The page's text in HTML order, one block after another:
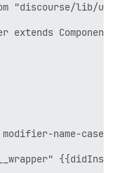
"discourse/lib/
Component {
name-case }}